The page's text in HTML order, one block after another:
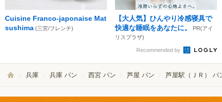
Cuisine Franco-japonaise Mat
sushima (三宮/フレンチ)
【大人気】ひんやり冷感寝具で
快適な睡眠をあなたに。
PR(アイ
リスプラザ)
Recommended by
兵庫 兵庫 パン 西宮 パン 芦屋 パン 芦屋駅（ＪＲ） パ